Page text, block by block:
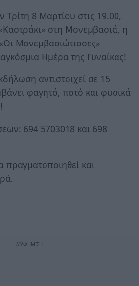
8 Μαρτίου στις 19.00,
στη Μονεμβασιά, η
Μονεμβασιώτισσες»
Ημέρα της Γυναίκας!
αντιστοιχεί σε 15
φαγητό, ποτό και φυσικά
694 5703018 και 698
και